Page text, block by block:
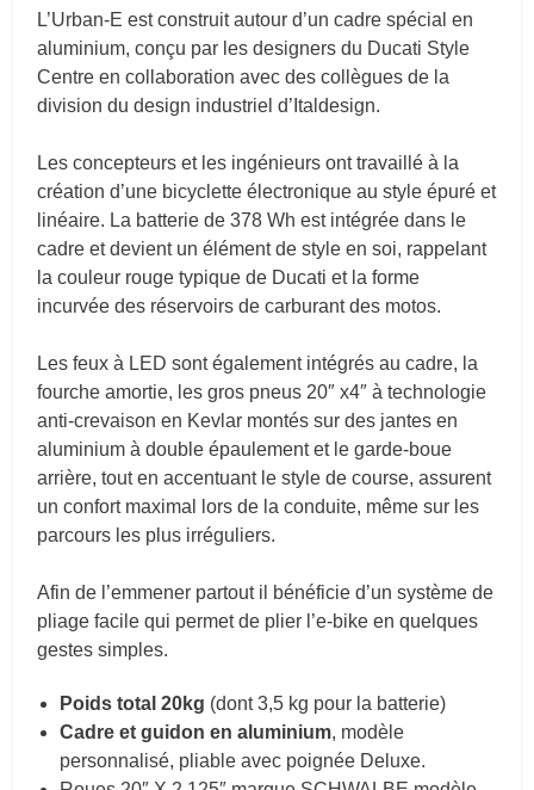
L’Urban-E est construit autour d’un cadre spécial en
aluminium, conçu par les designers du Ducati Style
Centre en collaboration avec des collègues de la
division du design industriel d’Italdesign.
Les concepteurs et les ingénieurs ont travaillé à la
création d’une bicyclette électronique au style épuré et
linéaire. La batterie de 378 Wh est intégrée dans le
cadre et devient un élément de style en soi, rappelant
la couleur rouge typique de Ducati et la forme
incurvée des réservoirs de carburant des motos.
Les feux à LED sont également intégrés au cadre, la
fourche amortie, les gros pneus 20″ x4″ à technologie
anti-crevaison en Kevlar montés sur des jantes en
aluminium à double épaulement et le garde-boue
arrière, tout en accentuant le style de course, assurent
un confort maximal lors de la conduite, même sur les
parcours les plus irréguliers.
Afin de l’emmener partout il bénéficie d’un système de
pliage facile qui permet de plier l’e-bike en quelques
gestes simples.
Poids total 20kg (dont 3,5 kg pour la batterie)
Cadre et guidon en aluminium, modèle
personnalisé, pliable avec poignée Deluxe.